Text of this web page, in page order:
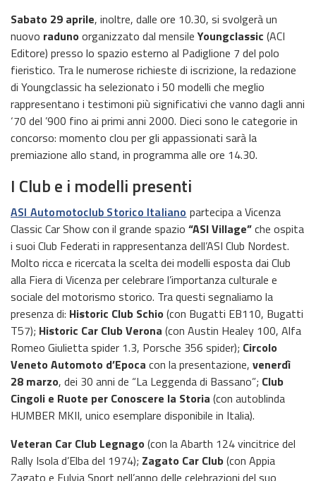
Sabato 29 aprile, inoltre, dalle ore 10.30, si svolgerà un
nuovo raduno organizzato dal mensileYoungclassic (ACI
Editore) presso lo spazio esterno al Padiglione 7 del polo
fieristico. Tra le numerose richieste di iscrizione, la redazione
di Youngclassic ha selezionato i 50 modelli che meglio
rappresentano i testimoni più significativi che vanno dagli anni
‘70 del ’900 fino ai primi anni 2000. Dieci sono le categorie in
concorso: momento clou per gli appassionati sarà la
premiazione allo stand, in programma alle ore 14.30.
I Club e i modelli presenti
ASI Automotoclub Storico Italiano partecipa a Vicenza
Classic Car Show con il grande spazio “ASI Village”che ospita
i suoi Club Federati in rappresentanza dell’ASI Club Nordest.
Molto ricca e ricercata la scelta dei modelli esposta dai Club
alla Fiera di Vicenza per celebrare l’importanza culturale e
sociale del motorismo storico. Tra questi segnaliamo la
presenza di: Historic Club Schio (con Bugatti EB110, Bugatti
T57); Historic Car Club Verona (con Austin Healey 100, Alfa
Romeo Giulietta spider 1.3, Porsche 356 spider); Circolo
Veneto Automoto d’Epoca con la presentazione, venerdì
28 marzo, dei 30 anni de “La Leggenda di Bassano”; Club
Cingoli e Ruote per Conoscere la Storia (con autoblinda
HUMBER MKII, unico esemplare disponibile in Italia).
Veteran Car Club Legnago (con la Abarth 124 vincitrice del
Rally Isola d’Elba del 1974); Zagato Car Club(con Appia
Zagato e Fulvia Sport nell’anno delle celebrazioni del suo